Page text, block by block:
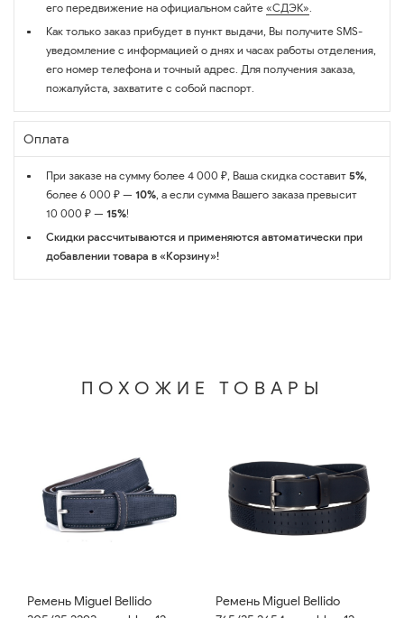
его передвижение на официальном сайте «СДЭК».
Как только заказ прибудет в пункт выдачи, Вы получите SMS-
уведомление с информацией о днях и часах работы отделения,
его номер телефона и точный адрес. Для получения заказа,
пожалуйста, захватите с собой паспорт.
Оплата
При заказе на сумму более 4 000 ₽, Ваша скидка составит 5%,
более 6 000 ₽ — 10%, а если сумма Вашего заказа превысит
10 000 ₽ — 15%!
Скидки рассчитываются и применяются автоматически при
добавлении товара в «Корзину»!
ПОХОЖИЕ ТОВАРЫ
Ремень Miguel Bellido
Ремень Miguel Bellido